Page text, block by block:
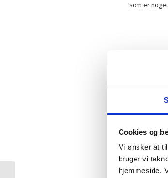
Cookies og
Vi ønsker at
bruger vi
hjemmeside.
som er
Du kan
https://